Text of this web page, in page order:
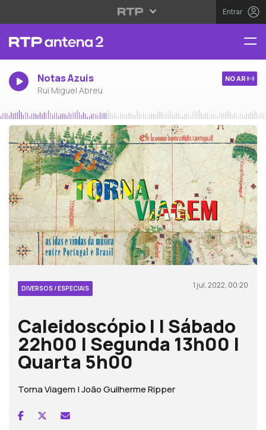
Entrar
Notas Azuis
Rui Miguel Abreu
NO AR
DIVERSOS / ESPECIAIS 1 jul, 2022, 00:20
Caleidoscópio I | Sábado
22h00 | Segunda 13h00 |
Quarta 5h00
Torna Viagem | João Guilherme Ripper